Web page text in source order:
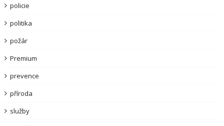
policie
politika
požár
Premium
prevence
příroda
služby